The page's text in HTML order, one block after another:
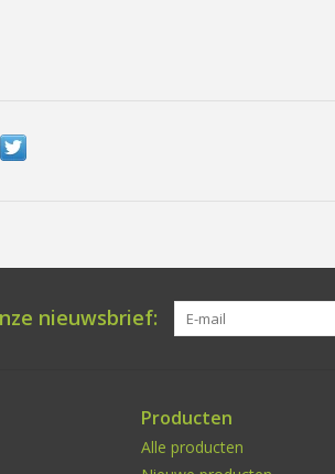
nieuwsbrief:
Producten
Alle producten